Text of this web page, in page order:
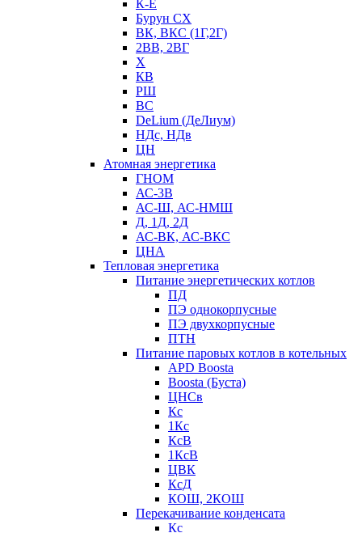
К-Е
Бурун СХ
ВК, ВКС (1Г,2Г)
2ВВ, 2ВГ
Х
КВ
РШ
ВС
DeLium (ДеЛиум)
НДс, НДв
ЦН
Атомная энергетика
ГНОМ
АС-3В
АС-Ш, АС-НМШ
Д, 1Д, 2Д
АС-ВК, АС-ВКС
ЦНА
Тепловая энергетика
Питание энергетических котлов
ПД
ПЭ однокорпусные
ПЭ двухкорпусные
ПТН
Питание паровых котлов в котельных
APD Boosta
Boosta (Буста)
ЦНСв
Кс
1Кс
КсВ
1КсВ
ЦВК
КсД
КОШ, 2КОШ
Перекачивание конденсата
Кс